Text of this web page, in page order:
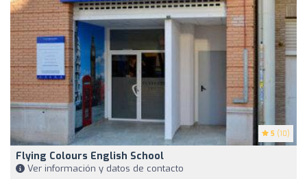
5 (10)
Flying Colours English School
Ver información y datos de contacto